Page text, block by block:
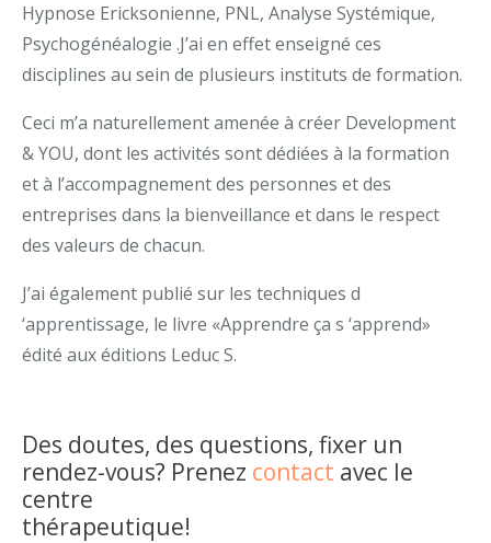
Hypnose Ericksonienne, PNL, Analyse Systémique,
Psychogénéalogie .J’ai en effet enseigné ces
disciplines au sein de plusieurs instituts de formation.
Ceci m’a naturellement amenée à créer Development
& YOU, dont les activités sont dédiées à la formation
et à l’accompagnement des personnes et des
entreprises dans la bienveillance et dans le respect
des valeurs de chacun.
J’ai également publié sur les techniques d
‘apprentissage, le livre «Apprendre ça s ‘apprend»
édité aux éditions Leduc S.
Des doutes, des questions, fixer un
rendez-vous? Prenez contact avec le
centre
thérapeutique!